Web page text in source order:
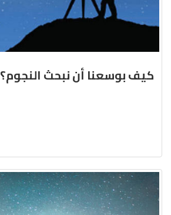
كيف بوسعنا أن نبحث النجوم؟